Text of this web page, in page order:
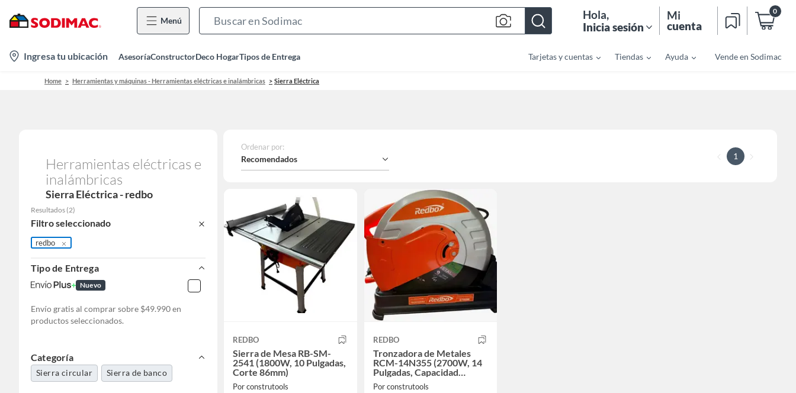
Menú
Bar
Hola,
Inicia sesión
Mi
cuenta
0
location-
icon
Ingresa tu ubicación AsesoríaConstructorDeco HogarTipos de Entrega Tarjetas y cuentas Tiendas Ayuda Vende en Sodimac
Home Herramientas y máquinas - Herramientas eléctricas e inalámbricas Sierra Eléctrica
Herramientas eléctricas e
inalámbricas
Sierra Eléctrica - redbo
Resultados (2)
Filtro seleccionado
redbo
Tipo de Entrega
Nuevo
Envío gratis al comprar sobre $49.990 en
productos seleccionados.
Categoría
Sierra circular Sierra de banco
Ordenar por:
Recomendados 1
REDBO
Sierra de Mesa RB-SM-
2541 (1800W, 10 Pulgadas,
Corte 86mm)
Por construtools
REDBO
Tronzadora de Metales
RCM-14N355 (2700W, 14
Pulgadas, Capacidad
100mm)
Por construtools